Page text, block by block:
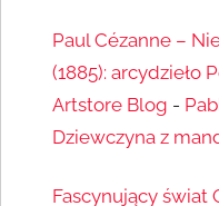
Paul Cézanne –
(1885): arcydzieło
Artstore Blog -
Dziewczyna z
Fascynujący świat